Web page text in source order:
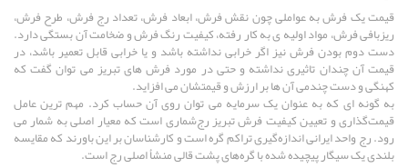
قیمت یک فرش به عواملی چون نقش فرش، ابعاد فرش، تعداد رج فرش، طرح فرش،
ریزبافی فرش، مواد اولیه ی به کار رفته، کیفیت رنگ فرش و ضخامت آن بستگی دارد.
دست دوم بودن فرش نیز اگر خرابی نداشته باشد و یا خرابی قابل تعمیر باشد، در
قیمت آن چندان تاثیری نداشته و حتی در مورد فرش های تبریز می توان گفت که
کهنگی و دست چندمی آن ها بر ارزش و قیمتشان می افزاید.
به گونه ای که به عنوان یک سرمایه می توان روی آن حساب کرد. مهم ترین عامل
قیمت‌گذاری و تعیین کیفیت فرش تبریز رج‌شماری است که معیار اصلی به شمار می
رود. رج واحد ایرانی اندازه‌گیری تراکم گره است و کارشناسان بر این باورند که مقایسه
بلندی یک سیگار پیچیده شده با گره‌های پشت قالی منشأ اصلی رج است.